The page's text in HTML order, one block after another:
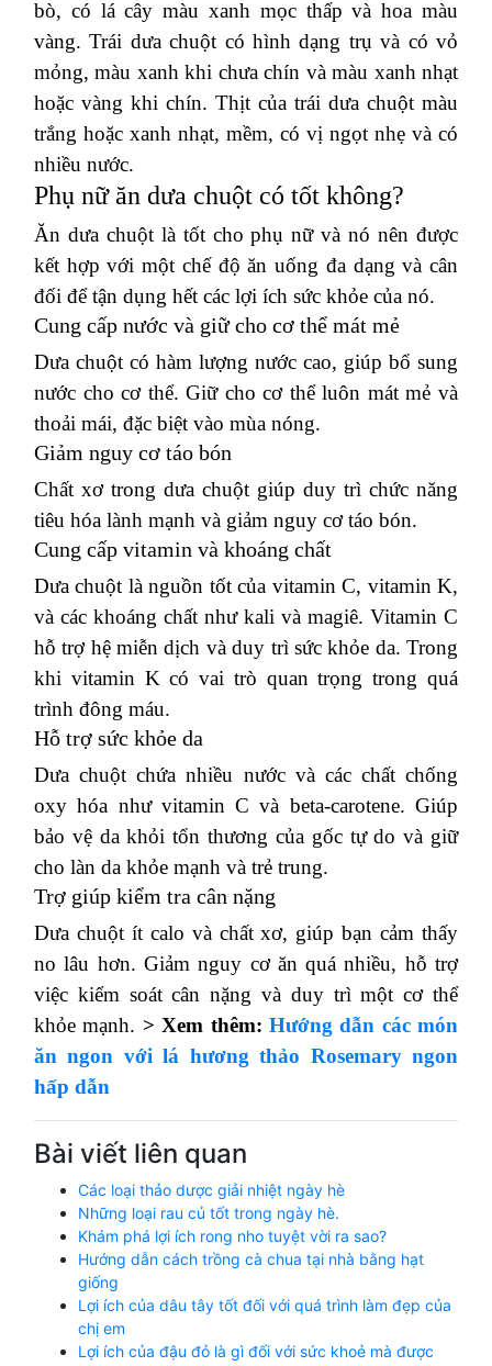
bò, có lá cây màu xanh mọc thấp và hoa màu
vàng. Trái dưa chuột có hình dạng trụ và có vỏ
mỏng, màu xanh khi chưa chín và màu xanh nhạt
hoặc vàng khi chín. Thịt của trái dưa chuột màu
trắng hoặc xanh nhạt, mềm, có vị ngọt nhẹ và có
nhiều nước.
Phụ nữ ăn dưa chuột có tốt không?
Ăn dưa chuột là tốt cho phụ nữ và nó nên được
kết hợp với một chế độ ăn uống đa dạng và cân
đối để tận dụng hết các lợi ích sức khỏe của nó.
Cung cấp nước và giữ cho cơ thể mát mẻ
Dưa chuột có hàm lượng nước cao, giúp bổ sung
nước cho cơ thể. Giữ cho cơ thể luôn mát mẻ và
thoải mái, đặc biệt vào mùa nóng.
Giảm nguy cơ táo bón
Chất xơ trong dưa chuột giúp duy trì chức năng
tiêu hóa lành mạnh và giảm nguy cơ táo bón.
Cung cấp vitamin và khoáng chất
Dưa chuột là nguồn tốt của vitamin C, vitamin K,
và các khoáng chất như kali và magiê. Vitamin C
hỗ trợ hệ miễn dịch và duy trì sức khỏe da. Trong
khi vitamin K có vai trò quan trọng trong quá
trình đông máu.
Hỗ trợ sức khỏe da
Dưa chuột chứa nhiều nước và các chất chống
oxy hóa như vitamin C và beta-carotene. Giúp
bảo vệ da khỏi tổn thương của gốc tự do và giữ
cho làn da khỏe mạnh và trẻ trung.
Trợ giúp kiểm tra cân nặng
Dưa chuột ít calo và chất xơ, giúp bạn cảm thấy
no lâu hơn. Giảm nguy cơ ăn quá nhiều, hỗ trợ
việc kiểm soát cân nặng và duy trì một cơ thể
khỏe mạnh. > Xem thêm: Hướng dẫn các món
ăn ngon với lá hương thảo Rosemary ngon
hấp dẫn
Bài viết liên quan
Các loại thảo dược giải nhiệt ngày hè
Những loại rau củ tốt trong ngày hè.
Khám phá lợi ích rong nho tuyệt vời ra sao?
Hướng dẫn cách trồng cà chua tại nhà bằng hạt
giống
Lợi ích của dâu tây tốt đối với quá trình làm đẹp của
chị em
Lợi ích của đậu đỏ là gì đối với sức khoẻ mà được